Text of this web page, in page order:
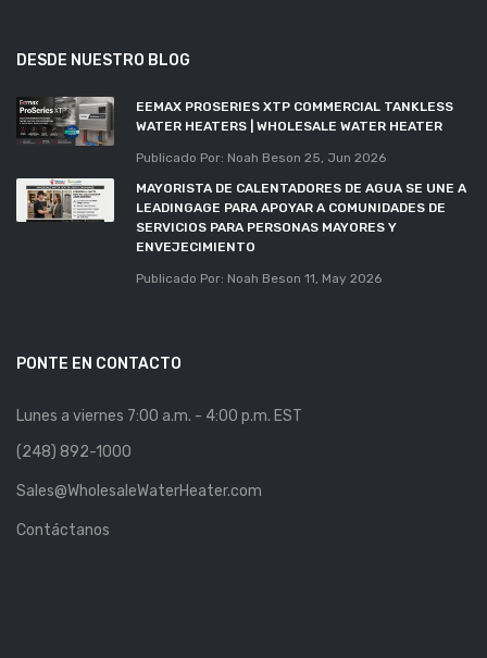
DESDE NUESTRO BLOG
EEMAX PROSERIES XTP COMMERCIAL TANKLESS
WATER HEATERS | WHOLESALE WATER HEATER
Publicado Por: Noah Beson 25, Jun 2026
MAYORISTA DE CALENTADORES DE AGUA SE UNE A
LEADINGAGE PARA APOYAR A COMUNIDADES DE
SERVICIOS PARA PERSONAS MAYORES Y
ENVEJECIMIENTO
Publicado Por: Noah Beson 11, May 2026
PONTE EN CONTACTO
Lunes a viernes 7:00 a.m. - 4:00 p.m. EST
(248) 892-1000
Sales@WholesaleWaterHeater.com
Contáctanos